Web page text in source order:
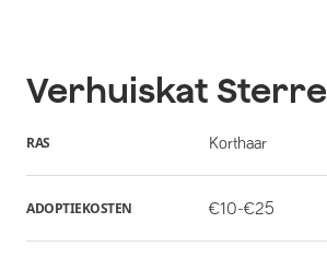
Verhuiskat Sterre
RAS Korthaar
ADOPTIEKOSTEN €10-€25